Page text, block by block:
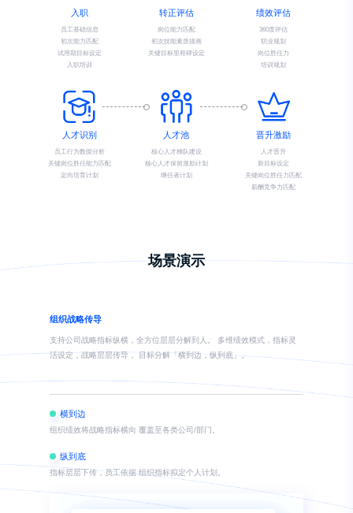
入职
员工基础信息
初次能力匹配
试用期目标设定
入职培训
转正评估
岗位能力匹配
初次技能素质描画
关键目标里程碑设定
绩效评估
360度评估
职业规划
岗位胜任力
培训规划
人才识别
员工行为数据分析
关键岗位胜任能力匹配
定向培育计划
人才池
核心人才梯队建设
核心人才保留激励计划
继任者计划
晋升激励
人才晋升
新目标设定
关键岗位胜任力匹配
薪酬竞争力匹配
场景演示
组织战略传导
支持公司战略指标纵横，全方位层层分解到人。 多维绩效模式，指标灵
活设定，战略层层传导， 目标分解「横到边，纵到底」。
横到边
组织绩效将战略指标横向 覆盖至各类公司/部门。
纵到底
指标层层下传，员工依据 组织指标拟定个人计划。